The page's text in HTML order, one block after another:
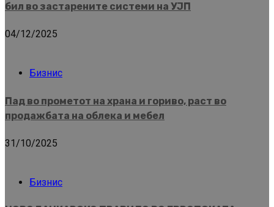
бил во застарените системи на УЈП
04/12/2025
Бизнис
Пад во прометот на храна и гориво, раст во
продажбата на облека и мебел
31/10/2025
Бизнис